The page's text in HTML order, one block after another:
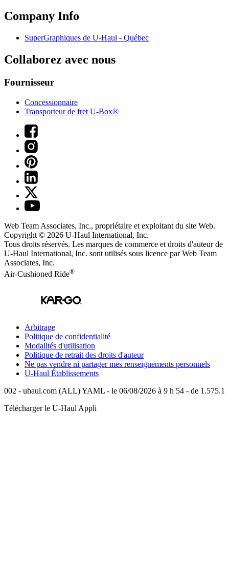
Company Info
SuperGraphiques de U-Haul - Québec
Collaborez avec nous
Fournisseur
Concessionnaire
Transporteur de fret U-Box®
Web Team Associates, Inc., propriétaire et exploitant du site Web.
Copyright © 2026 U-Haul International, Inc.
Tous droits réservés. Les marques de commerce et droits d'auteur de
U-Haul International, Inc. sont utilisés sous licence par Web Team
Associates, Inc.
Air-Cushioned Ride®
Arbitrage
Politique de confidentialité
Modalités d'utilisation
Politique de retrait des droits d'auteur
Ne pas vendre ni partager mes renseignements personnels
U-Haul Établissements
002 - uhaul.com (ALL) YAML - le 06/08/2026 à 9 h 54 - de 1.575.1
Télécharger le U-Haul Appli